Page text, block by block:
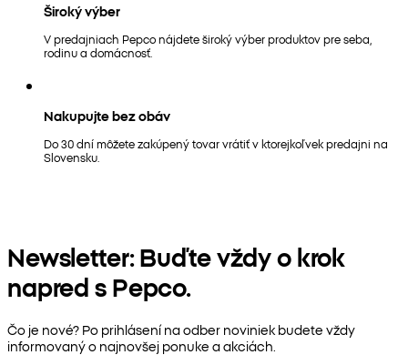
Široký výber
V predajniach Pepco nájdete široký výber produktov pre seba,
rodinu a domácnosť.
Nakupujte bez obáv
Do 30 dní môžete zakúpený tovar vrátiť v ktorejkoľvek predajni na
Slovensku.
Newsletter: Buďte vždy o krok
napred s Pepco.
Čo je nové? Po prihlásení na odber noviniek budete vždy
informovaný o najnovšej ponuke a akciách.